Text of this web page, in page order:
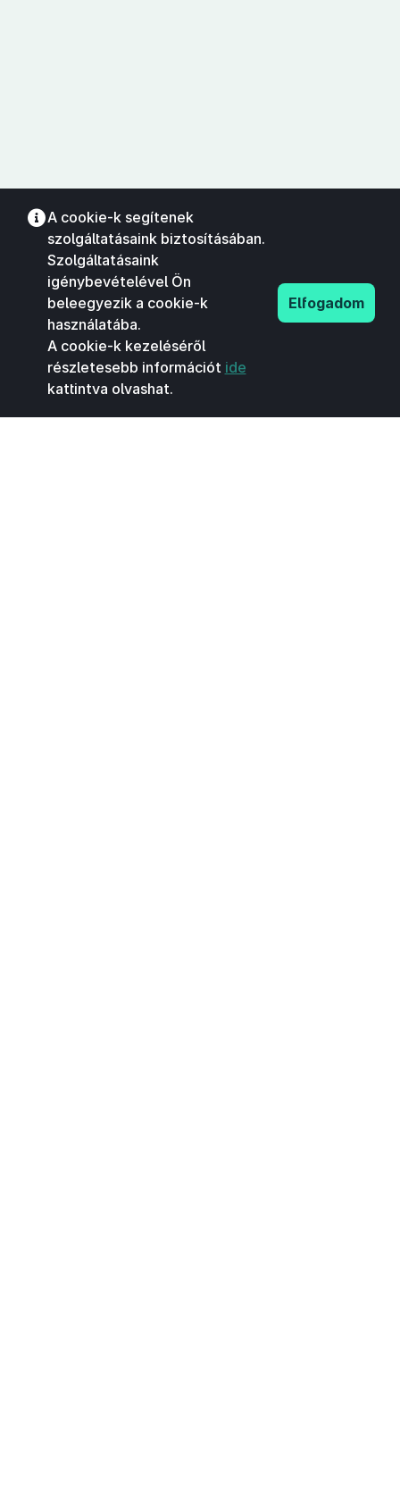
A cookie-k segítenek
szolgáltatásaink biztosításában.
Szolgáltatásaink
igénybevételével Ön
beleegyezik a cookie-k
használatába.
A cookie-k kezeléséről
részletesebb információt ide
kattintva olvashat.
Elfogadom